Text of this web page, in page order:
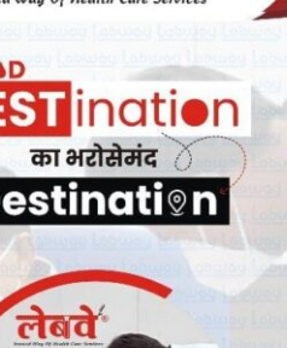
मृत्यु दर, कंटेनमेंट संख्या इत्यादि जानकारी
मिले हैं। कलेक्टर रुचिका चौहान ने बताया
दिए कि कोरोना पर नियंत्रण के लिए सबसे
करना सुनिश्चित करें। उन्होंने कोविड-
कि यदि कोविड- हॉस्पिटल में क्षमता हो तो
कर ले। कमिश्नर ने इस बात पर जोर दिया
होने से वह शीघ्र स्वस्थ हो सकेगा। देर से भर्ती